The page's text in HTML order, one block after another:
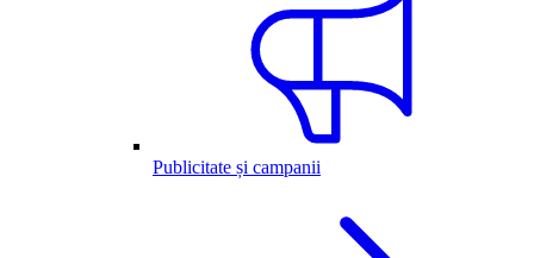
Publicitate și campanii